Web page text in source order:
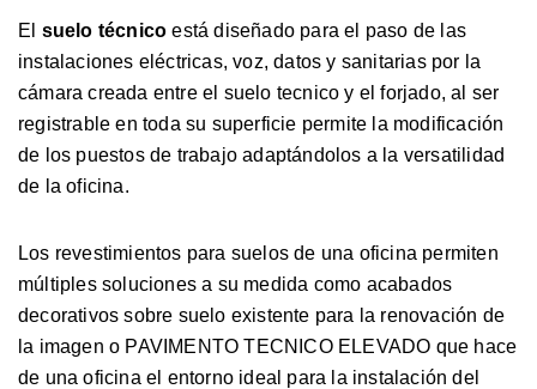
El suelo técnico está diseñado para el paso de las
instalaciones eléctricas, voz, datos y sanitarias por la
cámara creada entre el suelo tecnico y el forjado, al ser
registrable en toda su superficie permite la modificación
de los puestos de trabajo adaptándolos a la versatilidad
de la oficina.
Los revestimientos para suelos de una oficina permiten
múltiples soluciones a su medida como acabados
decorativos sobre suelo existente para la renovación de
la imagen o PAVIMENTO TECNICO ELEVADO que hace
de una oficina el entorno ideal para la instalación del